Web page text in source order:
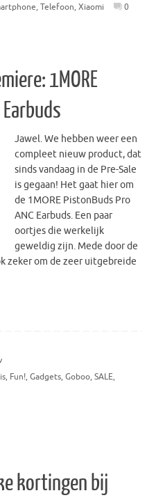
, Telefoon, Xiaomi 0
1MORE
Jawel. We hebben weer een
compleet nieuw product, dat
sinds vandaag in de Pre-Sale
is gegaan! Het gaat hier om
de 1MORE PistonBuds Pro
ANC Earbuds. Een paar
oortjes die werkelijk
geweldig zijn. Mede door de
zeker om de zeer uitgebreide
, Fun!, Gadgets, Goboo, SALE,
kortingen bij